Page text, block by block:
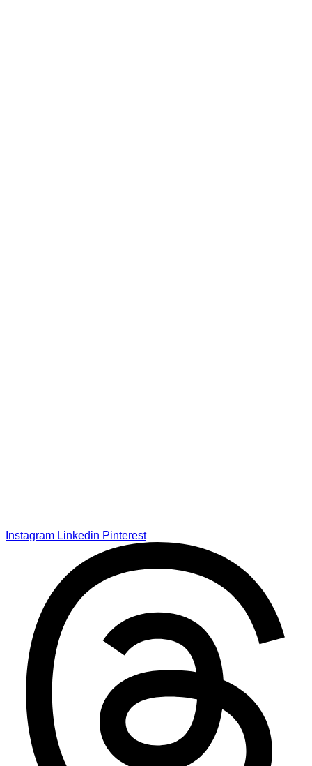
Instagram Linkedin Pinterest